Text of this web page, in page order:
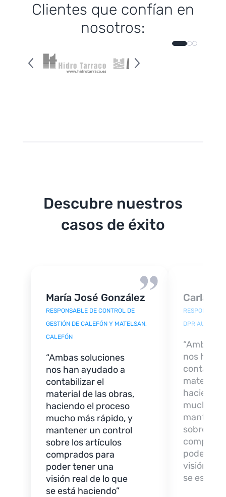
Clientes que confían en
nosotros:
Descubre nuestros
casos de éxito
María José González
RESPONSABLE DE CONTROL DE
GESTIÓN DE CALEFÓN Y MATELSAN,
CALEFÓN
“Ambas soluciones
nos han ayudado a
contabilizar el
material de las obras,
haciendo el proceso
mucho más rápido, y
mantener un control
sobre los artículos
comprados para
poder tener una
visión real de lo que
se está haciendo”
Carla
DPR
“Ambas
nos han
material
haciendo
mucho
sobre los
poder
visión
se está